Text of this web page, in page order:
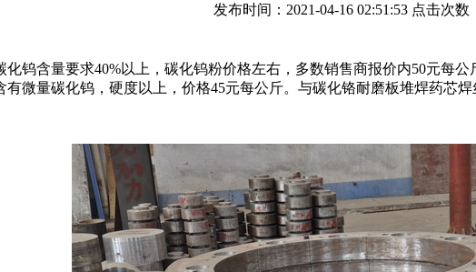
发布时间：2021-04-16 02:51:53 点击次数
含量要求40%以上，碳化钨粉价格左右，多数销售商报价内50元每公
微量碳化钨，硬度以上，价格45元每公斤。与碳化铬耐磨板堆焊药芯焊